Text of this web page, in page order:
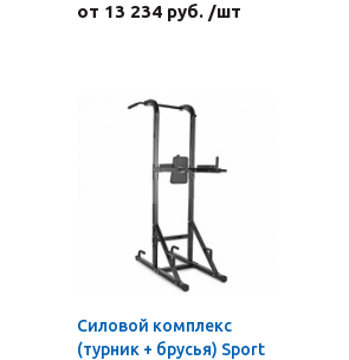
от 13 234 руб. /шт
Силовой комплекс
(турник + брусья) Sport